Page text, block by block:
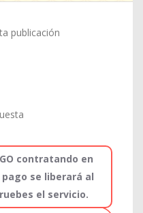
publicación
contratando en
se liberará al
el servicio.